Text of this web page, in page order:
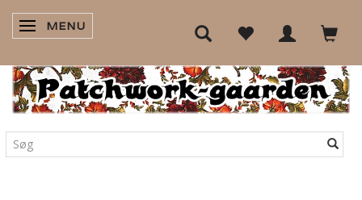
SKIFTE NAVIGATION
MENU